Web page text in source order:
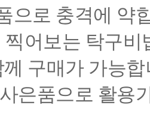
으로 충격에 약
어보는 탁구
구매가 가능합
은품으로 활용